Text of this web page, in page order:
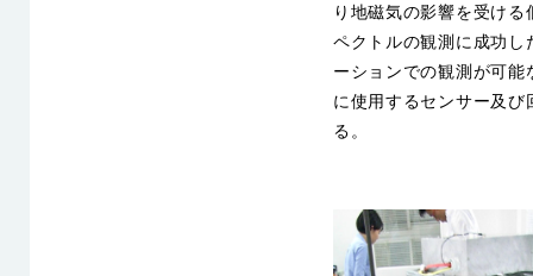
り地磁気の影響を受け
ペクトルの観測に成功
ーションでの観測が可
に使用するセンサー及
る。